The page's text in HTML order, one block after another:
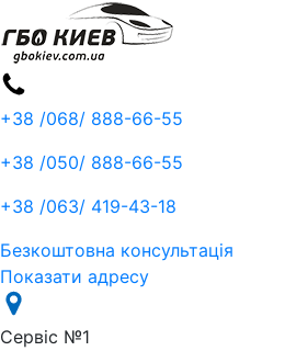
+38 /068/ 888-66-55
+38 /050/ 888-66-55
+38 /063/ 419-43-18
Безкоштовна консультація
Показати адресу
Сервіс №1